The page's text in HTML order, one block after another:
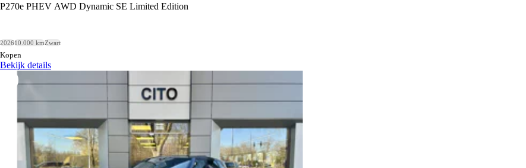
P270e PHEV AWD Dynamic SE Limited Edition
202610.000 kmZwart
Kopen
Bekijk details